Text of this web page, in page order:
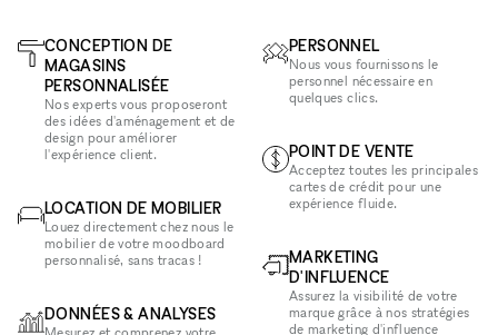
CONCEPTION DE
MAGASINS
PERSONNALISÉE
Nos experts vous proposeront
des idées d'aménagement et de
design pour améliorer
l'expérience client.
LOCATION DE MOBILIER
Louez directement chez nous le
mobilier de votre moodboard
personnalisé, sans tracas !
DONNÉES & ANALYSES
PERSONNEL
Nous vous fournissons le
personnel nécessaire en
quelques clics.
POINT DE VENTE
Acceptez toutes les principales
cartes de crédit pour une
expérience fluide.
MARKETING
D'INFLUENCE
Assurez la visibilité de votre
marque grâce à nos stratégies
de marketing d'influence